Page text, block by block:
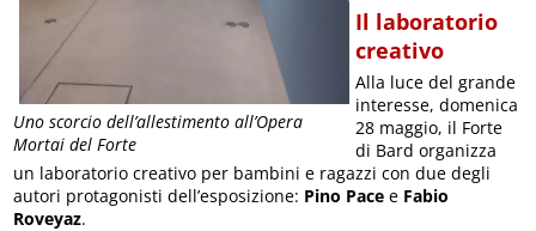
Uno scorcio dell’allestimento all’Opera
Mortai del Forte
Il laboratorio
creativo
Alla luce del grande
interesse, domenica
28 maggio, il Forte
di Bard organizza
un laboratorio creativo per bambini e ragazzi con due degli
autori protagonisti dell’esposizione: Pino Pace e Fabio
Roveyaz.